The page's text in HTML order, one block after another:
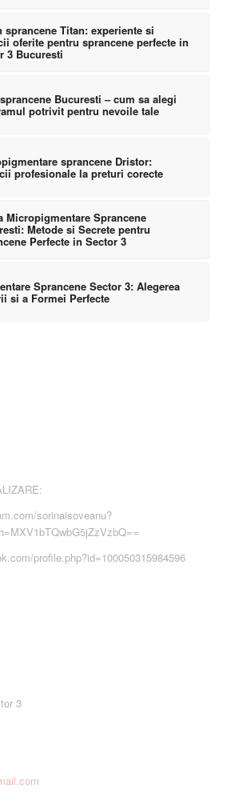
sprancene Titan: experiente si
oferite pentru sprancene perfecte in
3 Bucuresti
Bucuresti – cum sa alegi
potrivit pentru nevoile tale
sprancene Dristor:
profesionale la preturi corecte
Micropigmentare Sprancene
Metode si Secrete pentru
Perfecte in Sector 3
Sprancene Sector 3: Alegerea
si a Formei Perfecte
sorinaisoveanu?
profile.php?id=100050315984596
3